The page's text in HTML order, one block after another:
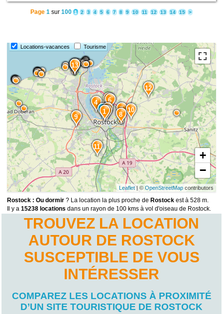
Page 1 sur 100 1 2 3 4 5 6 7 8 9 10 11 12 13 14 15 >
Locations-vacances Tourisme
15
14
13
12
11
10
9
8
7
6
5
4
3
2
1
+
−
Leaflet| © OpenStreetMapcontributors
Rostock : Ou dormir ? La location la plus proche de Rostock est à 528 m.
Il y a15238 locations dans un rayon de 100 kms à vol d'oiseau de Rostock.
TROUVEZ LA LOCATION
AUTOUR DE ROSTOCK
SUSCEPTIBLE DE VOUS
INTÉRESSER
COMPAREZ LES LOCATIONS À PROXIMITÉ
D’UN SITE TOURISTIQUE DE ROSTOCK